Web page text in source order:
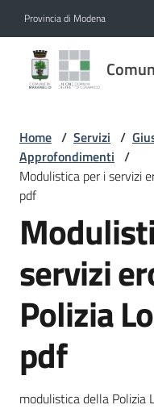
Provincia di Modena
Comune
di
Amministrazione
Novità
Menu selezionato
Vivere
Maranello
Home / Servizi /
Approfondimenti /
Modulistica per i servizi
pdf
servizi
Polizia
pdf
modulistica della Polizia